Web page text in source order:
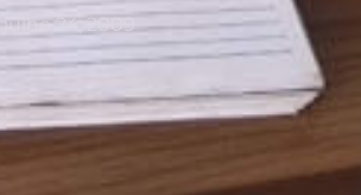
julho 24, 2009